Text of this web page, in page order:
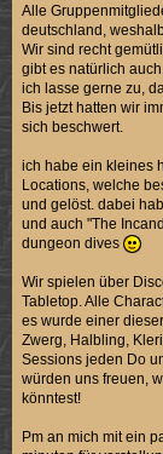
Alle
deutschland,
Wir sind recht
gibt es natürlich
ich lasse gerne zu,
Bis jetzt hatten wir
sich beschwert.
ich habe ein kleines
Locations, welche
und gelöst. dabei
und auch "The
dungeon dives
Wir spielen über
Tabletop. Alle
es wurde einer
Zwerg, Halbling,
Sessions jeden Do
würden uns freuen,
könntest!
Pm an mich mit ein